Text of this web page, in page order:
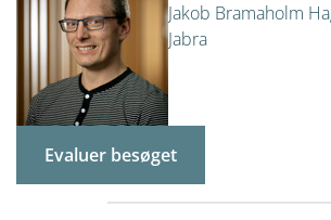
Jakob Bramaholm
Jabra
Evaluer besøget